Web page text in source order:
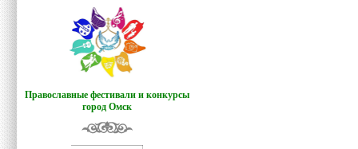
Православные фестивали и конкурсы
город Омск